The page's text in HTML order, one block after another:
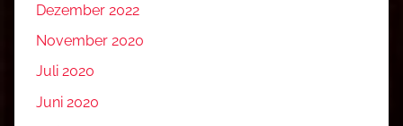
Dezember 2022
November 2020
Juli 2020
Juni 2020